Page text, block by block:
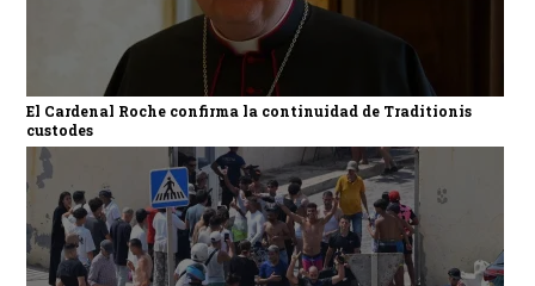
El Cardenal Roche confirma la continuidad de Traditionis
custodes